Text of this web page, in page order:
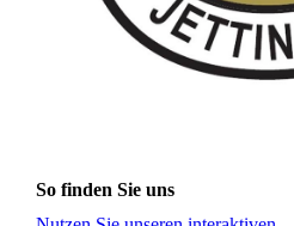
So finden Sie uns